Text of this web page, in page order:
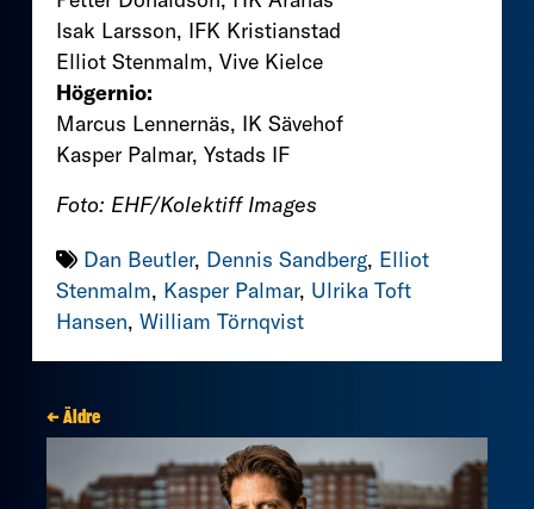
Isak Larsson, IFK Kristianstad
Elliot Stenmalm, Vive Kielce
Högernio:
Marcus Lennernäs, IK Sävehof
Kasper Palmar, Ystads IF
Foto: EHF/Kolektiff Images
Dan Beutler, Dennis Sandberg, Elliot
Stenmalm, Kasper Palmar, Ulrika Toft
Hansen, William Törnqvist
← Äldre